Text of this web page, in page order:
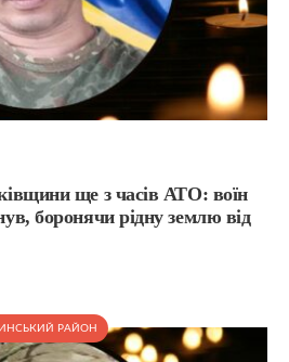
ще з часів АТО: воїн
боронячи рідну землю від
РАЙОН